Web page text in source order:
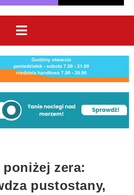
zera:
pustostany,